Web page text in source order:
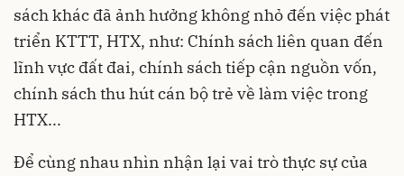
sách khác đã ảnh hưởng không nhỏ đến việc phát
triển KTTT, HTX, như: Chính sách liên quan đến
lĩnh vực đất đai, chính sách tiếp cận nguồn vốn,
chính sách thu hút cán bộ trẻ về làm việc trong
HTX...
Để cùng nhau nhìn nhận lại vai trò thực sự của